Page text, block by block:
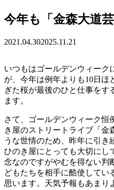
今年も「金森大道
2021.04.302025.11.21
いつもはゴールデンウィーク
が、今年は例年よりも10日ほ
ぎた桜が最後のひと仕事をす
ます。
さて、ゴールデンウィーク恒
き屋のストリートライブ「金
うな世情のため、昨年に引き
ひのき屋にとっても大切にし
念なのですがやむを得ない判
どもたちを相手に酷使してい
思います。天気予報もあまり